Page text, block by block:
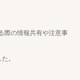
際の情報共有や注意事
。